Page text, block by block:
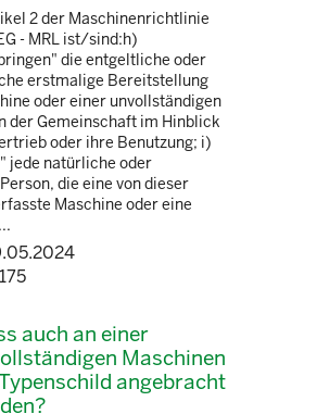
2 der Maschinenrichtlinie
- MRL ist/sind:h)
die entgeltliche oder
erstmalige Bereitstellung
oder einer unvollständigen
der Gemeinschaft im Hinblick
oder ihre Benutzung; i)
jede natürliche oder
die eine von dieser
Maschine oder eine
auch an einer
Maschinen
angebracht